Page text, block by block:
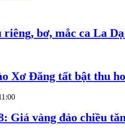
riêng, bơ, mắc ca La
Xơ Đăng tất bật thu
Giá vàng đảo chiều